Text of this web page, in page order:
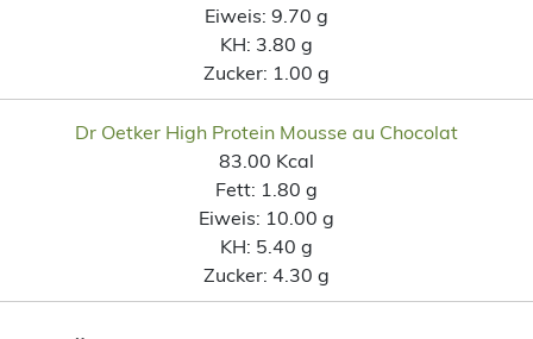
Eiweis: 9.70 g
KH: 3.80 g
Zucker: 1.00 g
Dr Oetker High Protein Mousse au Chocolat
83.00 Kcal
Fett: 1.80 g
Eiweis: 10.00 g
KH: 5.40 g
Zucker: 4.30 g